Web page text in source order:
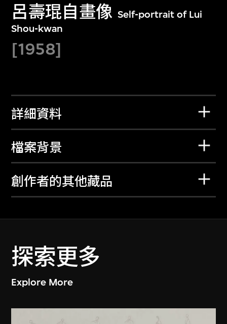
呂壽琨自畫像 Self-portrait of Lui
Shou-kwan
[1958]
詳細資料
檔案背景
創作者的其他藏品
探索更多
Explore More